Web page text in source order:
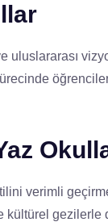
uluslararası
verimli
kültürel gezilerle